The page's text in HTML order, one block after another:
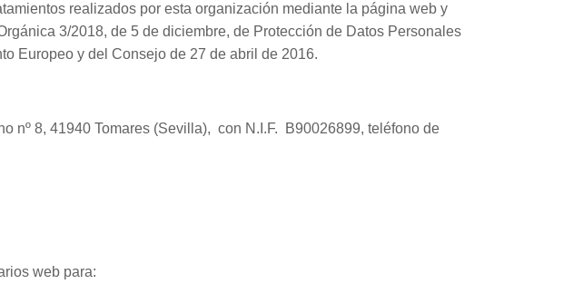
realizados por esta organización mediante la página web y
3/2018, de 5 de diciembre, de Protección de Datos Personales
Europeo y del Consejo de 27 de abril de 2016.
nº 8, 41940 Tomares (Sevilla), con N.I.F. B90026899, teléfono de
web para: